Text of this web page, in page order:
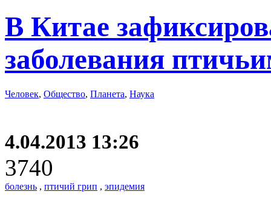
В Китае
заболевания
Человек, Общество, Планета, Наука
4.04.2013 13:26
3740
болезнь , птичий грип , эпидемия